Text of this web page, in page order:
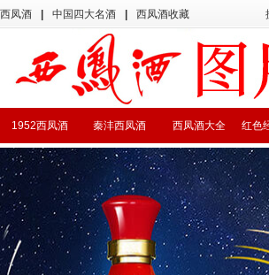
西凤酒 中国四大名酒 西凤酒收藏
红色
西凤酒大全
秦沣西凤酒
1952西凤酒